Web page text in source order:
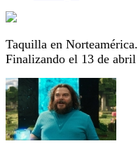
Taquilla en Norteamérica.
Finalizando el 13 de abril